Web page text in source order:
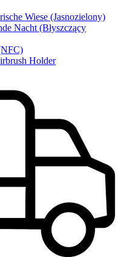
Wiese (Jasnozielony)
Nacht (Błyszczący
Holder